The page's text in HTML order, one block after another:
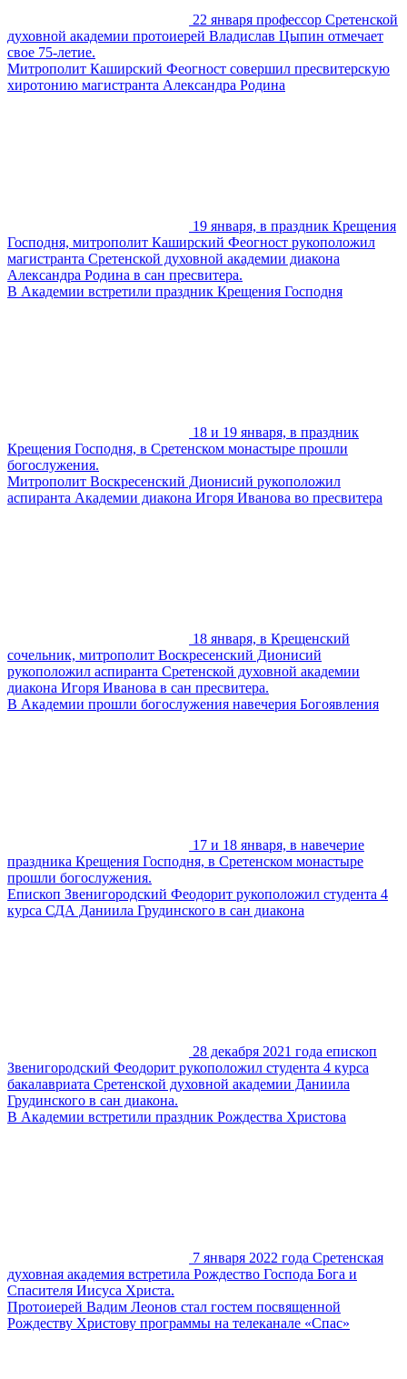
22 января профессор Сретенской
духовной академии протоиерей Владислав Цыпин отмечает
свое 75-летие.
Митрополит Каширский Феогност совершил пресвитерскую
хиротонию магистранта Александра Родина
19 января, в праздник Крещения
Господня, митрополит Каширский Феогност рукоположил
магистранта Сретенской духовной академии диакона
Александра Родина в сан пресвитера.
В Академии встретили праздник Крещения Господня
18 и 19 января, в праздник
Крещения Господня, в Сретенском монастыре прошли
богослужения.
Митрополит Воскресенский Дионисий рукоположил
аспиранта Академии диакона Игоря Иванова во пресвитера
18 января, в Крещенский
сочельник, митрополит Воскресенский Дионисий
рукоположил аспиранта Сретенской духовной академии
диакона Игоря Иванова в сан пресвитера.
В Академии прошли богослужения навечерия Богоявления
17 и 18 января, в навечерие
праздника Крещения Господня, в Сретенском монастыре
прошли богослужения.
Епископ Звенигородский Феодорит рукоположил студента 4
курса СДА Даниила Грудинского в сан диакона
28 декабря 2021 года епископ
Звенигородский Феодорит рукоположил студента 4 курса
бакалавриата Сретенской духовной академии Даниила
Грудинского в сан диакона.
В Академии встретили праздник Рождества Христова
7 января 2022 года Сретенская
духовная академия встретила Рождество Господа Бога и
Спасителя Иисуса Христа.
Протоиерей Вадим Леонов стал гостем посвященной
Рождеству Христову программы на телеканале «Спас»